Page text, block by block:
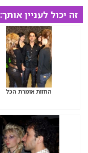
זה יכול לעניין אותך:
החזות אומרת הכל